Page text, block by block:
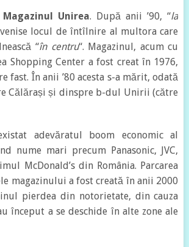
Unirea. După anii ’90, “la
locul de întîlnire al multora care
“în centru“. Magazinul, acum cu
Shopping Center a fost creat în 1976,
fast. În anii ’80 acesta s-a mărit, odată
Călărași și dinspre b-dul Unirii (către
adevăratul boom economic al
nume mari precum Panasonic, JVC,
McDonald’s din România. Parcarea
magazinului a fost creată în anii 2000
pierdea din notorietate, din cauza
început a se deschide în alte zone ale